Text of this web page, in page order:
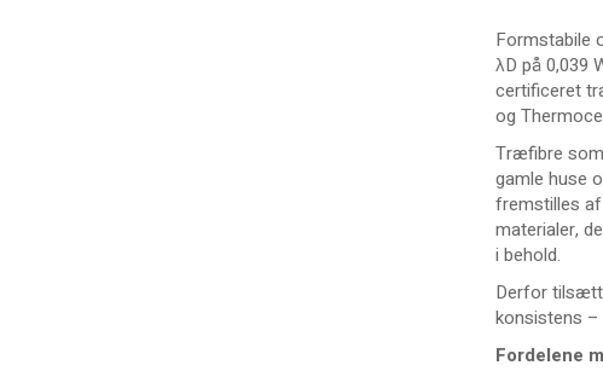
Formstabile
λD på 0,039
certificeret
og
Træfibre
gamle huse
fremstilles
materialer,
i behold.
Derfor
konsistens
Fordelene